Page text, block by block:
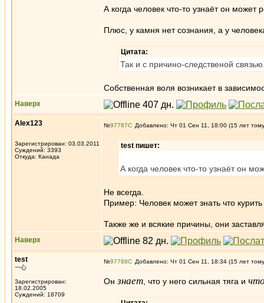
А когда человек что-то узнаёт он может
Плюс, у камня нет сознания, а у
Цитата:
Так и с причино-следственой
Собственная воля возникает в
Наверх
Alex123
Зарегистрирован: 03.03.2011
Суждений: 3393
Откуда: Канада
№97787 Добавлено: Чт 01 Сен 11, 18:00 (15 лет
test пишет:
А когда человек что-то узнаёт он
Не всегда.
Пример: Человек может знать что
Также же и всякие причины, они
Наверх
test
一心
Зарегистрирован:
18.02.2005
Суждений: 18709
№97788 Добавлено: Чт 01 Сен 11, 18:34 (15 лет
Онзнает , что у него сильная тяга и